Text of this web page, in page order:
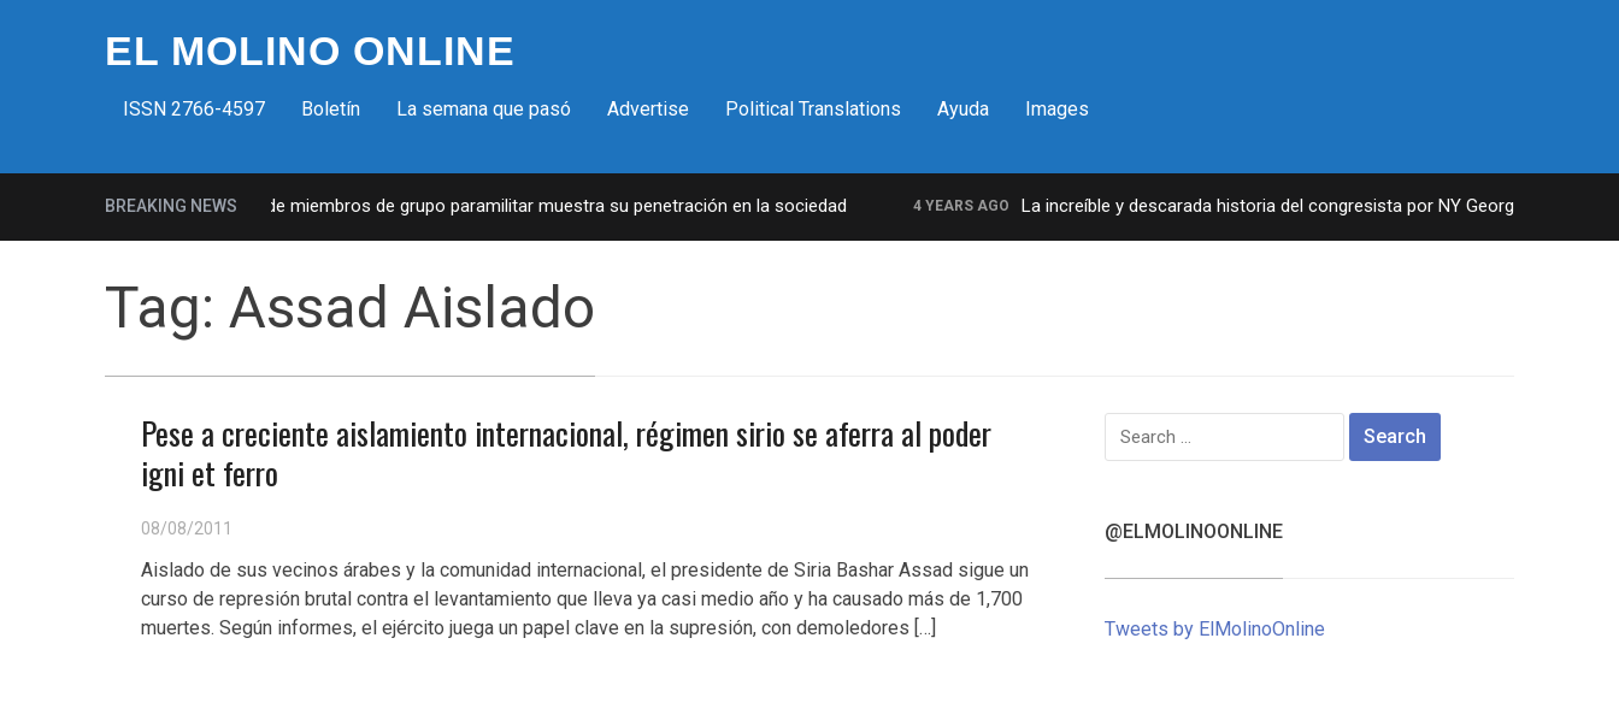
EL MOLINO ONLINE
ISSN 2766-4597 Boletín La semana que pasó Advertise Political Translations Ayuda Images
BREAKING NEWS
fascistas en EUA: Lista de miembros de grupo paramilitar muestra su penetración en la sociedad 4 YEARS AGO La increíble y descarada historia del congresista por NY George Santos
Tag: Assad Aislado
Pese a creciente aislamiento internacional, régimen sirio se aferra al poder
igni et ferro
08/08/2011
Aislado de sus vecinos árabes y la comunidad internacional, el presidente de Siria Bashar Assad sigue un
curso de represión brutal contra el levantamiento que lleva ya casi medio año y ha causado más de 1,700
muertes. Según informes, el ejército juega un papel clave en la supresión, con demoledores […]
Search
for:
@ELMOLINOONLINE
Tweets by ElMolinoOnline